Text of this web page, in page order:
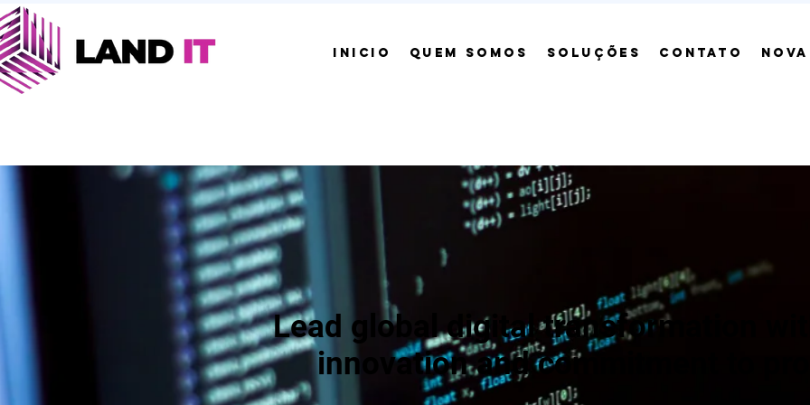
INICIO QUEM SOMOS SOLUÇÕES CONTATO
Lead global digital transformation
innovation and commitment to